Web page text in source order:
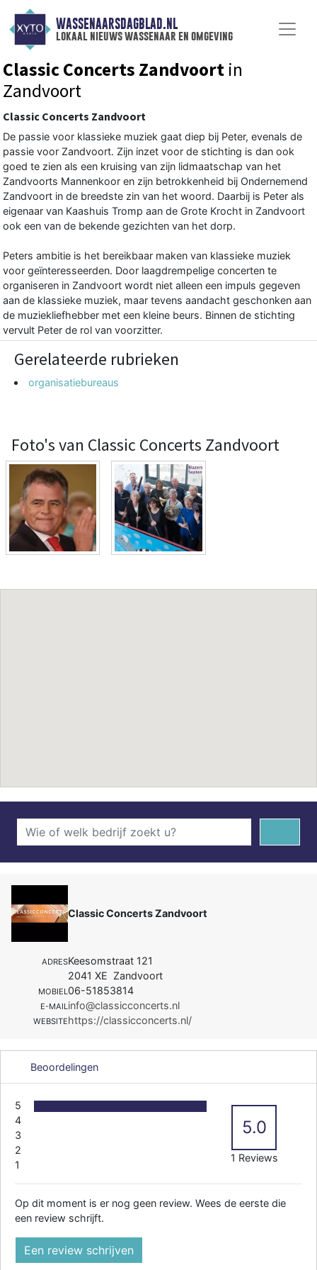
WASSENAARSDAGBLAD.NL
lokaal nieuws wassenaar en omgeving
Classic Concerts Zandvoort in
Zandvoort
Classic Concerts Zandvoort
De passie voor klassieke muziek gaat diep bij Peter, evenals de
passie voor Zandvoort. Zijn inzet voor de stichting is dan ook
goed te zien als een kruising van zijn lidmaatschap van het
Zandvoorts Mannenkoor en zijn betrokkenheid bij Ondernemend
Zandvoort in de breedste zin van het woord. Daarbij is Peter als
eigenaar van Kaashuis Tromp aan de Grote Krocht in Zandvoort
ook een van de bekende gezichten van het dorp.
Peters ambitie is het bereikbaar maken van klassieke muziek
voor geïnteresseerden. Door laagdrempelige concerten te
organiseren in Zandvoort wordt niet alleen een impuls gegeven
aan de klassieke muziek, maar tevens aandacht geschonken aan
de muziekliefhebber met een kleine beurs. Binnen de stichting
vervult Peter de rol van voorzitter.
Gerelateerde rubrieken
organisatiebureaus
Foto's van Classic Concerts Zandvoort
Classic Concerts Zandvoort
ADRESKeesomstraat 121
2041 XE Zandvoort
MOBIEL06-51853814
E-MAILinfo@classicconcerts.nl
WEBSITEhttps://classicconcerts.nl/
Beoordelingen
5
4
3
2
1
5.0
1 Reviews
Op dit moment is er nog geen review. Wees de eerste die
een review schrijft.
Een review schrijven